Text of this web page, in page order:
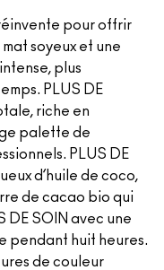
pour offrir
soyeux et une
plus
PLUS DE
riche en
palette de
PLUS DE
d’huile de coco,
de cacao bio qui
DE SOIN avec une
pendant huit heures.
de couleur